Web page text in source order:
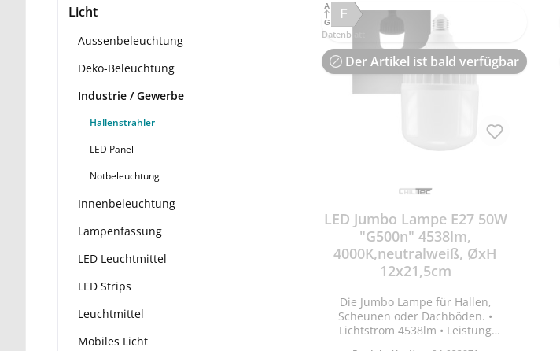
Licht
Aussenbeleuchtung
Deko-Beleuchtung
Industrie / Gewerbe
Hallenstrahler
LED Panel
Notbeleuchtung
Innenbeleuchtung
Lampenfassung
LED Leuchtmittel
LED Strips
Leuchtmittel
Mobiles Licht
F
A
G
Datenblatt
Der Artikel ist bald verfügbar
LED Jumbo Lampe E27 50W
"G500n" 4538lm,
4000K,neutralweiß, ØxH
12x21,5cm
Die Jumbo Lampe für Hallen,
Scheunen oder Dachböden. •
Lichtstrom 4538lm • Leistung